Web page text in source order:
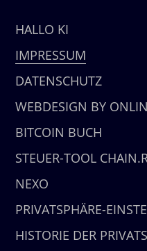
HALLO KI
IMPRESSUM
DATENSCHUTZ
WEBDESIGN BY
BITCOIN BUCH
STEUER-TOOL
NEXO
PRIVATSPHÄRE-
HISTORIE DER